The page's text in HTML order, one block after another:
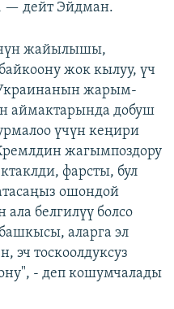
— дейт Эйдман.
жайылышы,
жок кылуу, үч
жарым-
аймактарында добуш
үчүн кеңири
жагымпоздору
фарсты, бул
ошондой
белгилүү болсо
аларга эл
эч тоскоолдуксуз
- деп кошумчалады